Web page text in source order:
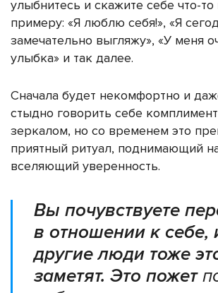
улыбнитесь и скажите себе что-то
примеру: «Я люблю себя!», «Я
замечательно выгляжу», «У меня
улыбка» и так далее.
Сначала будет некомфортно и
стыдно говорить себе
зеркалом, но со временем это
приятный ритуал, поднимающий
вселяющий уверенность.
Вы почувствуете
в отношении к себе,
другие люди тоже
заметят. Это пожет